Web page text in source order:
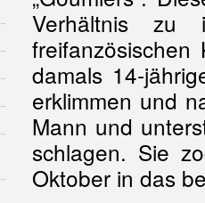
Verhältnis zu
damals 14-
erklimmen und
Mann und
schlagen. Sie
Oktober in das